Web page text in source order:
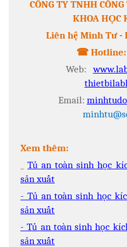
CÔNG TY TNHH
KHOA HỌC
Liên hệ Minh Tư -
☎ Hotline:
Web:
Email:
Xem thêm:
_Tủ an toàn sinh học
sản xuất
- Tủ an toàn sinh học
sản xuất
- Tủ an toàn sinh học
sản xuất